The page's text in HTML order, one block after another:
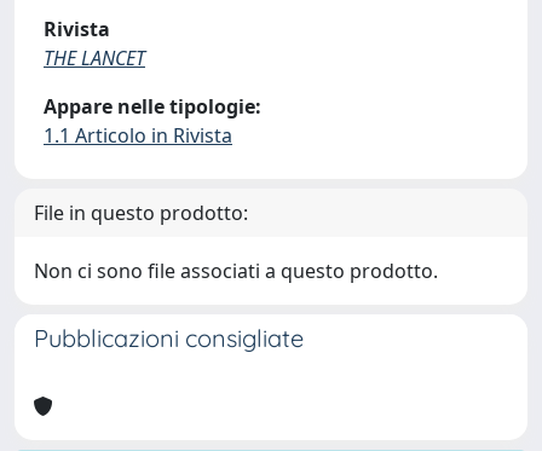
Rivista
THE LANCET
Appare nelle tipologie:
1.1 Articolo in Rivista
File in questo prodotto:
Non ci sono file associati a questo prodotto.
Pubblicazioni consigliate